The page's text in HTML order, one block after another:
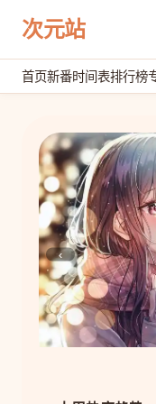
次元站
首页新番时间表排行榜
‹